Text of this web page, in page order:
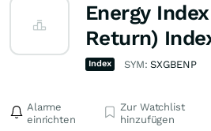
Energy
Return)
Index SYM:SXGBENP
Alarme
einrichten
Zur Watchlist
hinzufügen